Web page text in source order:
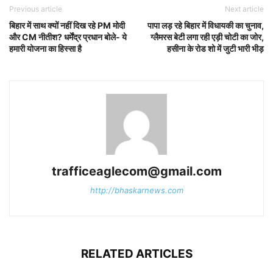
Previous article
बिहार में साथ क्यों नहीं दिख रहे PM मोदी
और CM नीतीश? धर्मेंद्र प्रधान बोले- ये
हमारी योजना का हिस्सा है
Next article
पापा लड़ रहे बिहार में विधायकी का चुनाव,
ग्लैमरस बेटी लगा रही एड़ी चोटी का जोर,
हसीना के रोड शो में जुटी भारी भीड़
trafficeaglecom@gmail.com
http://bhaskarnews.com
RELATED ARTICLES